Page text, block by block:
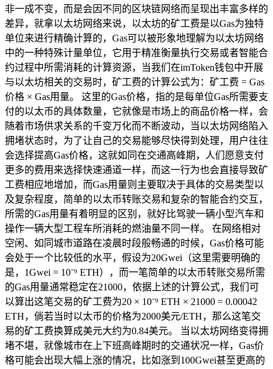
非一成不变，而是会因不同的区块链网络而呈现出丰富多样的
差异，就拿以太坊网络来说，以太坊的矿工费是以Gas为独特
单位来进行精确计算的，Gas可以被形象地理解为以太坊网络
中的一种特殊计量单位，它用于精准衡量执行交易或者智能合
约过程中所需消耗的计算资源，当我们在imToken钱包中开展
与以太坊相关的交易时，矿工费的计算公式为：矿工费 = Gas
价格 × Gas用量。 这里的Gas价格，指的是每单位Gas所需要支
付的以太币的具体数量，它就像是市场上的商品价格一样，会
随着市场供求关系的千变万化而不断波动，当以太坊网络陷入
拥堵状态时，为了让自己的交易能够尽快得到处理，用户往往
会选择提高Gas价格，这就如同在交通高峰期，人们愿意支付
更多的费用来选择快速通道一样，而这一行为也会直接导致矿
工费相应地增加，而Gas用量则主要取决于具体的交易类型以
及复杂程度，简单的以太币转账交易和复杂的智能合约交互，
所需的Gas用量有着明显的区别，就好比驾驶一辆小型汽车和
操作一辆大型工程车所消耗的燃油量不同一样。 在网络相对
空闲、如同城市道路在凌晨时段般畅通的时候，Gas价格可能
会处于一个比较低的水平，假设为20Gwei（这里需要明确的
是，1Gwei = 10⁻⁹ ETH），而一笔简单的以太币转账交易所需
的Gas用量通常稳定在21000，依据上述的计算公式，我们可
以算出这笔交易的矿工费为20 × 10⁻⁹ ETH × 21000 = 0.00042
ETH，倘若当时以太币的价格为2000美元/ETH，那么这笔交
易的矿工费换算成美元大约为0.84美元。 当以太坊网络变得拥
堵不堪，就像城市在上下班高峰期时的交通状况一样，Gas价
格可能会出现大幅上涨的情况，比如涨到100Gwei甚至更高的